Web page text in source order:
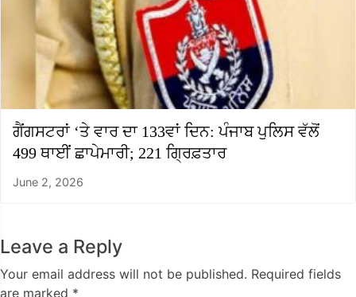
ਗੈਂਗਸਟਰਾਂ ‘ਤੇ ਵਾਰ ਦਾ 133ਵਾਂ ਦਿਨ: ਪੰਜਾਬ ਪੁਲਿਸ ਵੱਲੋਂ
499 ਥਾਈਂ ਛਾਪੇਮਾਰੀ; 221 ਗ੍ਰਿਫ਼ਤਾਰ
June 2, 2026
Leave a Reply
Your email address will not be published. Required fields
are marked *